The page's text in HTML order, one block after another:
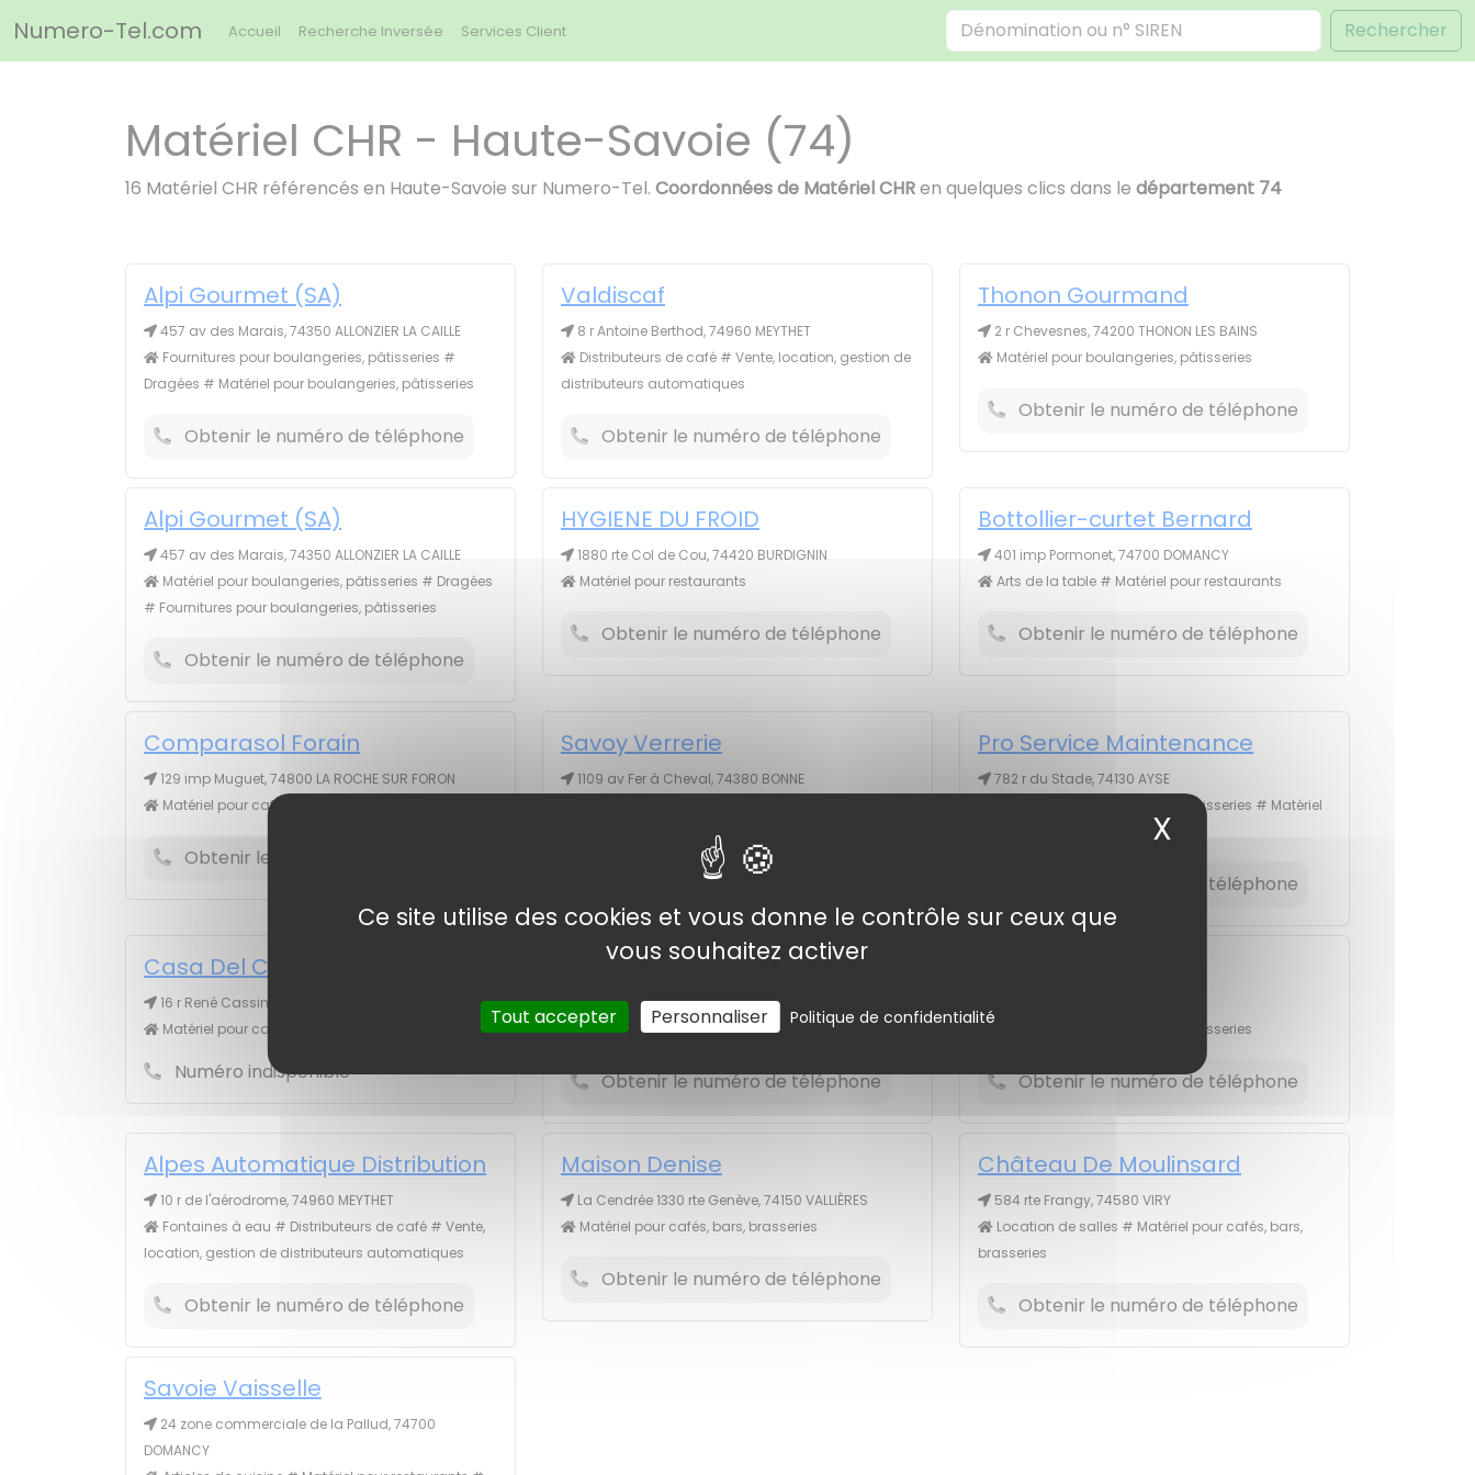
Ce site utilise des cookies et vous donne le contrôle sur ceux que
vous souhaitez activer
Tout accepter Personnaliser Politique de confidentialité
X Masquer le
Numero-Tel.com Accueil Recherche Inversée Services Client Rechercher
Matériel CHR - Haute-Savoie (74)
16 Matériel CHR référencés en Haute-Savoie sur Numero-Tel. Coordonnées de Matériel CHRen quelques clics dans le département 74
Alpi Gourmet (SA)
457 av des Marais, 74350 ALLONZIER LA CAILLE
Fournitures pour boulangeries, pâtisseries #
Dragées # Matériel pour boulangeries, pâtisseries
Obtenir le numéro de téléphone
Valdiscaf
8 r Antoine Berthod, 74960 MEYTHET
Distributeurs de café # Vente, location, gestion de
distributeurs automatiques
Obtenir le numéro de téléphone
Thonon Gourmand
2 r Chevesnes, 74200 THONON LES BAINS
Matériel pour boulangeries, pâtisseries
Obtenir le numéro de téléphone
Alpi Gourmet (SA)
457 av des Marais, 74350 ALLONZIER LA CAILLE
Matériel pour boulangeries, pâtisseries # Dragées
# Fournitures pour boulangeries, pâtisseries
Obtenir le numéro de téléphone
HYGIENE DU FROID
1880 rte Col de Cou, 74420 BURDIGNIN
Matériel pour restaurants
Obtenir le numéro de téléphone
Bottollier-curtet Bernard
401 imp Pormonet, 74700 DOMANCY
Arts de la table # Matériel pour restaurants
Obtenir le numéro de téléphone
Comparasol Forain
129 imp Muguet, 74800 LA ROCHE SUR FORON
Matériel pour cafés, bars, brasseries
Obtenir le numéro de téléphone
Savoy Verrerie
1109 av Fer à Cheval, 74380 BONNE
Obtenir le numéro de téléphone
Pro Service Maintenance
782 r du Stade, 74130 AYSE
Matériel pour boulangeries, pâtisseries # Matériel
Obtenir le numéro de téléphone
Casa Del Caffe' Vergnano
16 r René Cassin, 74240 GAILLARD
Matériel pour cafés, bars, brasseries
Numéro indisponible
La Rebloche (SARL)
Le Gotty 1163 rte Etale, 74220 CLUSAZ (LA)
Matériel pour restaurants
Obtenir le numéro de téléphone
Matériel pour boulangeries, pâtisseries
Obtenir le numéro de téléphone
Alpes Automatique Distribution
10 r de l'aérodrome, 74960 MEYTHET
Fontaines à eau # Distributeurs de café # Vente,
location, gestion de distributeurs automatiques
Obtenir le numéro de téléphone
Maison Denise
La Cendrée 1330 rte Genève, 74150 VALLIÈRES
Matériel pour cafés, bars, brasseries
Obtenir le numéro de téléphone
Château De Moulinsard
584 rte Frangy, 74580 VIRY
Location de salles # Matériel pour cafés, bars,
brasseries
Obtenir le numéro de téléphone
Savoie Vaisselle
24 zone commerciale de la Pallud, 74700
DOMANCY